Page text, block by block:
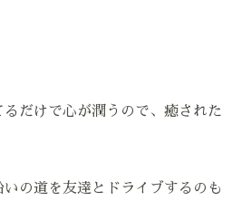
だけで心が潤うので、癒された
の道を友達とドライブするのも